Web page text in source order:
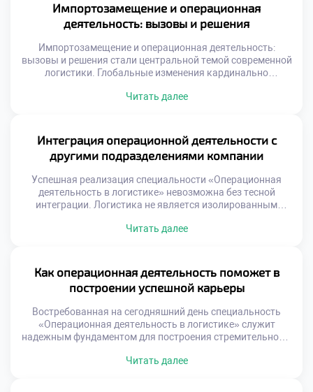
Импортозамещение и операционная
деятельность: вызовы и решения
Импортозамещение и операционная деятельность:
вызовы и решения стали центральной темой современной
логистики. Глобальные изменения кардинально
ресурсов. Специалистам приходится выстраивать новые
новым условиям требует нестандартного мышления и
гибкости. Трансформация экономики создает
уникальный спрос на квалифицированные кадры.
Работодатели ищут специалистов, […]
Читать далее
Интеграция операционной деятельности с
другими подразделениями компании
Успешная реализация специальности «Операционная
деятельность в логистике» невозможна без тесной
интеграции. Логистика не является изолированным
Эффективность операций напрямую зависит от качества
интересов. Синергия подразделений создает устойчивое
конкурентное преимущество бизнеса. Многие компании
страдают от функциональных разрывов и локальной
оптимизации. Склад работает […]
Читать далее
Как операционная деятельность поможет в
построении успешной карьеры
Востребованная на сегодняшний день специальность
«Операционная деятельность в логистике» служит
надежным фундаментом для построения стремительной и
программа формирует универсальный набор
Читать далее